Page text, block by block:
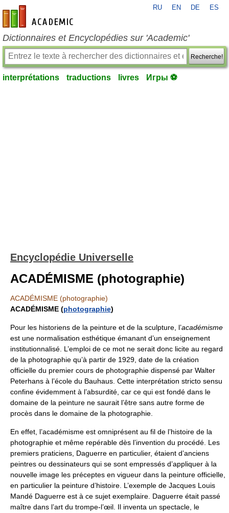
fr-academic.com
RU EN DE ES
Dictionnaires et Encyclopédies sur 'Academic'
Recherche!
interprétations traductions livres Игры ⚽
Encyclopédie Universelle
ACADÉMISME (photographie)
ACADÉMISME (photographie)
ACADÉMISME (photographie)
Pour les historiens de la peinture et de la sculpture, l’académisme
est une normalisation esthétique émanant d’un enseignement
institutionnalisé. L’emploi de ce mot ne serait donc licite au regard
de la photographie qu’à partir de 1929, date de la création
officielle du premier cours de photographie dispensé par Walter
Peterhans à l’école du Bauhaus. Cette interprétation stricto sensu
confine évidemment à l’absurdité, car ce qui est fondé dans le
domaine de la peinture ne saurait l’être sans autre forme de
procès dans le domaine de la photographie.
En effet, l’académisme est omniprésent au fil de l’histoire de la
photographie et même repérable dès l’invention du procédé. Les
premiers praticiens, Daguerre en particulier, étaient d’anciens
peintres ou dessinateurs qui se sont empressés d’appliquer à la
nouvelle image les préceptes en vigueur dans la peinture officielle,
en particulier la peinture d’histoire. L’exemple de Jacques Louis
Mandé Daguerre est à ce sujet exemplaire. Daguerre était passé
maître dans l’art du trompe-l’œil. Il inventa un spectacle, le